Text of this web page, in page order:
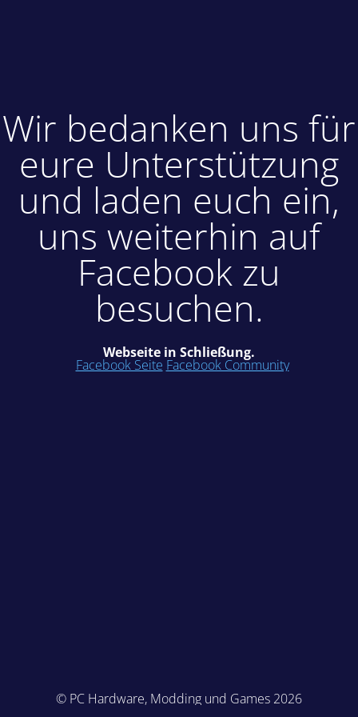
Wir bedanken uns für
eure Unterstützung
und laden euch ein,
uns weiterhin auf
Facebook zu
besuchen.
Webseite in Schließung.
Facebook Seite Facebook Community
© PC Hardware, Modding und Games 2026